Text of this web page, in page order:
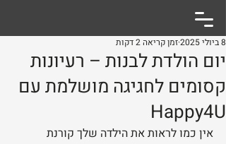
יום הולדת לבנות – רעיונות
קסומים לחגיגה מושלמת עם
Happy4U
8 ביולי 2025 זמן קריאה 2 דקות
אין כמו לראות את הילדה שלך קורנת